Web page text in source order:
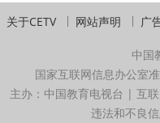
关于CETV 网站声明 广
中国
国家互联网信息办公室
主办：中国教育电视台 | 互
违法和不良